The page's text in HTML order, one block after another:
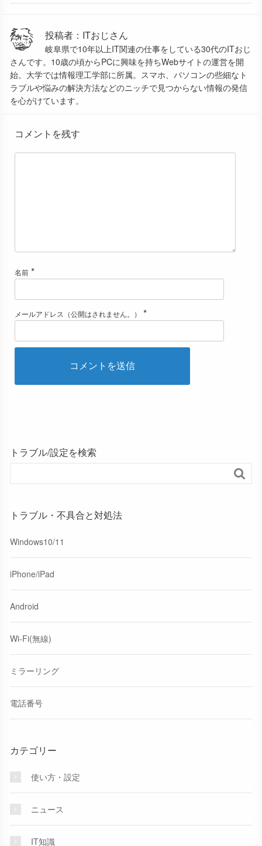
投稿者：ITおじさん
岐阜県で10年以上IT関連の仕事をしている30代のITおじ
さんです。10歳の頃からPCに興味を持ちWebサイトの運営を開
始。大学では情報理工学部に所属。スマホ、パソコンの些細なト
ラブルや悩みの解決方法などのニッチで見つからない情報の発信
を心がけています。
コメントを残す
名前 *
メールアドレス（公開はされません。） *
トラブル/設定を検索

トラブル・不具合と対処法
Windows10/11
iPhone/iPad
Android
Wi-Fi(無線)
ミラーリング
電話番号
カテゴリー
使い方・設定
ニュース
IT知識